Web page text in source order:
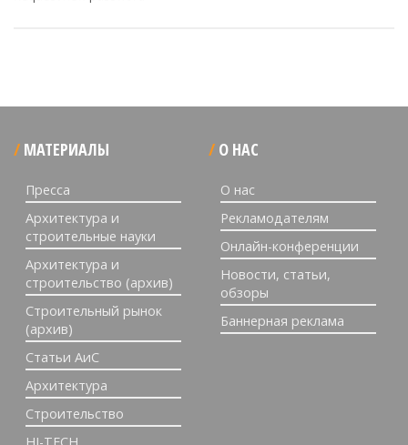
МАТЕРИАЛЫ
Пресса
Архитектура и
строительные науки
Архитектура и
строительство (архив)
Строительный рынок
(архив)
Статьи АиС
Архитектура
Строительство
О НАС
О нас
Рекламодателям
Онлайн-конференции
Новости, статьи,
обзоры
Баннерная реклама